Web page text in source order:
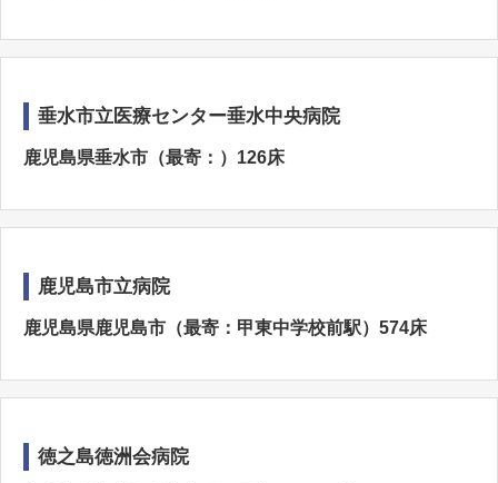
垂水市立医療センター垂水中央病院
鹿児島県垂水市（最寄：）126床
鹿児島市立病院
鹿児島県鹿児島市（最寄：甲東中学校前駅）574床
徳之島徳洲会病院